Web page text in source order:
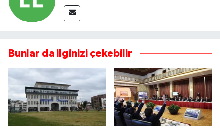
Bunlar da ilginizi çekebilir